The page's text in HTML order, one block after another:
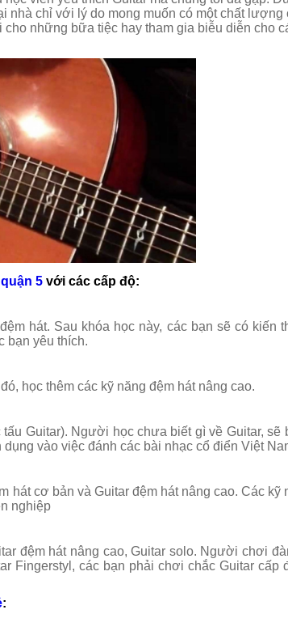
nhà chỉ với lý do mong muốn có một chất lượng
những bữa tiệc hay tham gia biễu diễn cho
5với các cấp độ:
hát. Sau khóa học này, các bạn sẽ có kiến
bạn yêu thích.
học thêm các kỹ năng đệm hát nâng cao.
Guitar). Người học chưa biết gì về Guitar, sẽ
vào việc đánh các bài nhạc cổ điển Việt
cơ bản và Guitar đệm hát nâng cao. Các kỹ
nghiệp
đệm hát nâng cao, Guitar solo. Người chơi
Fingerstyl, các bạn phải chơi chắc Guitar cấp
: